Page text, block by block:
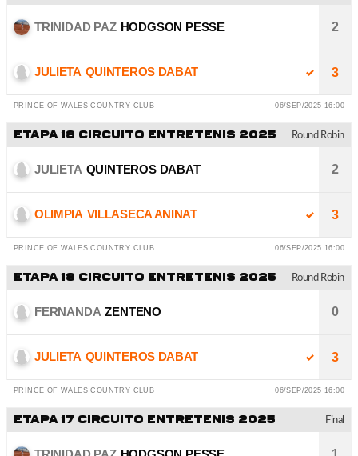
TRINIDAD PAZ HODGSON PESSE 2
JULIETA QUINTEROS DABAT 3
PRINCE OF WALES COUNTRY CLUB 06/SEP/2025 16:00
ETAPA 18 CIRCUITO ENTRETENIS 2025 Round Robin
JULIETA QUINTEROS DABAT 2
OLIMPIA VILLASECA ANINAT 3
PRINCE OF WALES COUNTRY CLUB 06/SEP/2025 16:00
ETAPA 18 CIRCUITO ENTRETENIS 2025 Round Robin
FERNANDA ZENTENO 0
JULIETA QUINTEROS DABAT 3
PRINCE OF WALES COUNTRY CLUB 06/SEP/2025 16:00
ETAPA 17 CIRCUITO ENTRETENIS 2025 Final